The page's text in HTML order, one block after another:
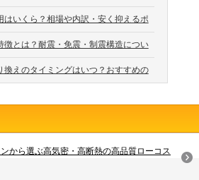
はいくら？相場や内訳・安く抑えるポ
徴とは？耐震・免震・制震構造につい
換えのタイミングはいつ？おすすめの
から選ぶ高気密・高断熱の高品質ローコス